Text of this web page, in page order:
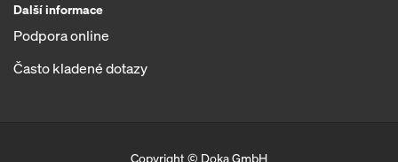
Další informace
Podpora online
Často kladené dotazy
Copyright © Doka GmbH